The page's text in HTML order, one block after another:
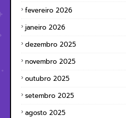
fevereiro 2026
janeiro 2026
dezembro 2025
novembro 2025
outubro 2025
setembro 2025
agosto 2025